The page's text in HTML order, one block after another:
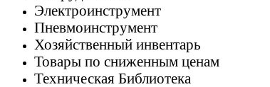
Электроинструмент
Пневмоинструмент
Хозяйственный инвентарь
Товары по сниженным ценам
Техническая Библиотека